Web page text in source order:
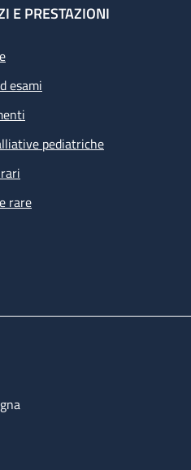
E PRESTAZIONI
esami
pediatriche
rare